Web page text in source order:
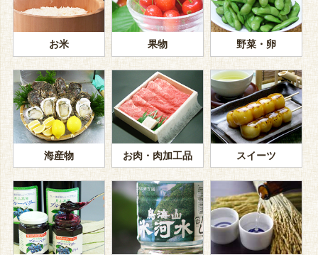
お米 果物 野菜・卵
海産物 お肉・肉加工品 スイーツ